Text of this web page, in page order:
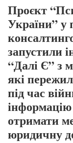
Проєкт
України” у
запустили
“Далі Є” з
які
під час
отримати
юридичну